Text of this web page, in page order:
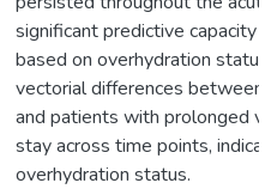
significant predictive capacity
based on overhydration
vectorial differences between
and patients with prolonged
stay across time points,
overhydration status.